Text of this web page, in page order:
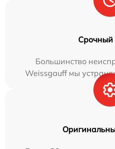
Срочный
Большинство
Weissgauff мы